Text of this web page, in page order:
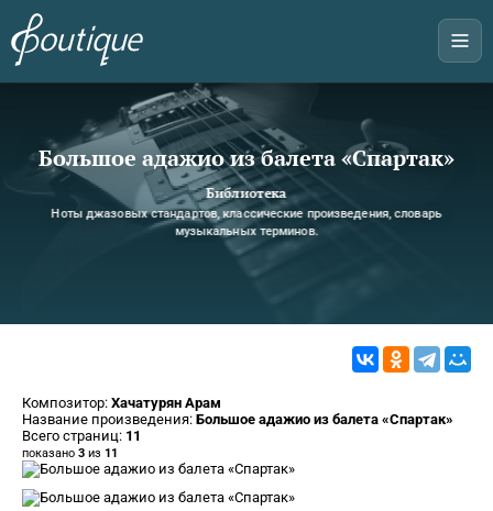
Большое адажио из балета «Спартак»
Библиотека
Ноты джазовых стандартов, классические произведения, словарь
музыкальных терминов.
Композитор: Хачатурян Арам
Название произведения: Большое адажио из балета «Спартак»
Всего страниц: 11
показано 3 из 11